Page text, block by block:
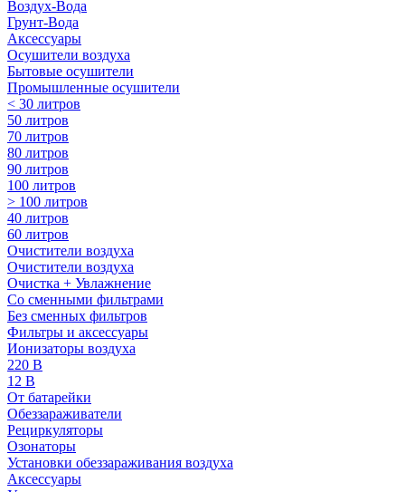
Воздух-Вода
Грунт-Вода
Аксессуары
Осушители воздуха
Бытовые осушители
Промышленные осушители
< 30 литров
50 литров
70 литров
80 литров
90 литров
100 литров
> 100 литров
40 литров
60 литров
Очистители воздуха
Очистители воздуха
Очистка + Увлажнение
Cо сменными фильтрами
Без сменных фильтров
Фильтры и аксессуары
Ионизаторы воздуха
220 В
12 В
От батарейки
Обеззараживатели
Рециркуляторы
Озонаторы
Установки обеззараживания воздуха
Аксессуары